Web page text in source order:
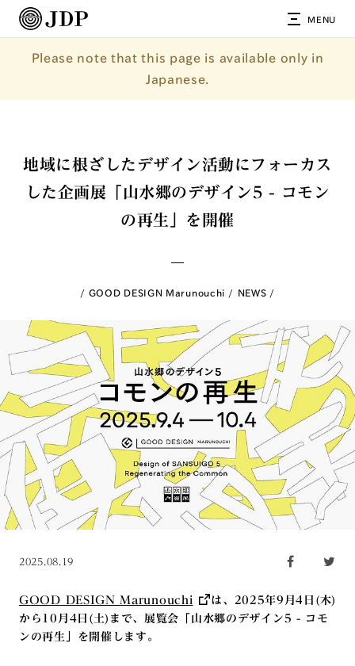
MENU
Please note that this page is available only in
Japanese.
地域に根ざしたデザイン活動にフォーカス
した企画展「山水郷のデザイン5 - コモン
の再生」を開催
GOOD DESIGN Marunouchi NEWS
2025.08.19
GOOD DESIGN Marunouchi
は、2025年9月4日(木)
から10月4日(土)まで、展覧会「山水郷のデザイン5 - コモ
ンの再生」を開催します。